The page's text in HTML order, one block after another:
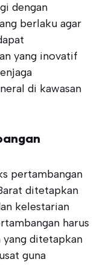
dengan
berlaku agar
yang inovatif
di kawasan
pertambangan
ditetapkan
kelestarian
harus
yang ditetapkan
guna